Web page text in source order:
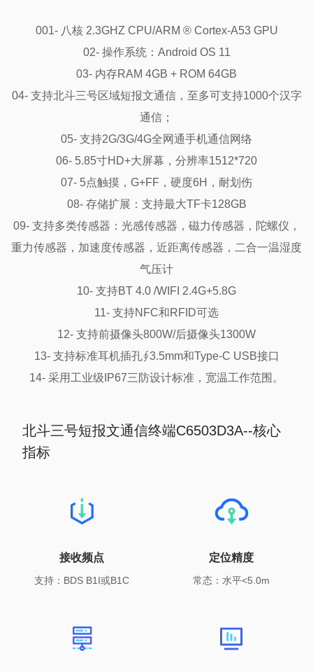
001- 八核 2.3GHZ CPU/ARM ® Cortex-A53 GPU
02- 操作系统：Android OS 11
03- 内存RAM 4GB + ROM 64GB
04- 支持北斗三号区域短报文通信，至多可支持1000个汉字
通信；
05- 支持2G/3G/4G全网通手机通信网络
06- 5.85寸HD+大屏幕，分辨率1512*720
07- 5点触摸，G+FF，硬度6H，耐划伤
08- 存储扩展：支持最大TF卡128GB
09- 支持多类传感器：光感传感器，磁力传感器，陀螺仪，
重力传感器，加速度传感器，近距离传感器，二合一温湿度
气压计
10- 支持BT 4.0 /WIFI 2.4G+5.8G
11- 支持NFC和RFID可选
12- 支持前摄像头800W/后摄像头1300W
13- 支持标准耳机插孔∮3.5mm和Type-C USB接口
14- 采用工业级IP67三防设计标准，宽温工作范围。
北斗三号短报文通信终端C6503D3A--核心
指标
接收频点
支持：BDS B1I或B1C
定位精度
常态：水平<5.0m